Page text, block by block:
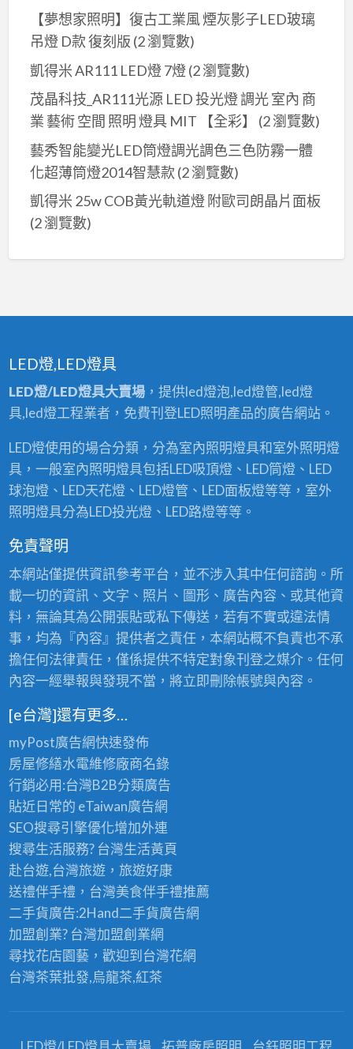
【夢想家照明】復古工業風 煙灰影子LED玻璃
吊燈 D款 復刻版 (2 瀏覽數)
凱得米 AR111 LED燈 7燈(2 瀏覽數)
茂晶科技_AR111光源 LED 投光燈 調光 室內 商
業 藝術 空間 照明 燈具 MIT 【全彩】
(2 瀏覽數)
藝秀智能變光LED筒燈調光調色三色防霧一體
化超薄筒燈2014智慧款 (2 瀏覽數)
凱得米 25w COB黃光軌道燈 附歐司朗晶片面板
(2 瀏覽數)
LED燈,LED燈具
LED燈/LED燈具大賣場，提供led燈泡,led燈管,led燈
具,led燈工程業者，免費刊登LED照明產品的廣告網站。
LED燈使用的場合分類，分為室內照明燈具和室外照明燈
具，一般室內照明燈具包括LED吸頂燈、LED筒燈、LED
球泡燈、LED天花燈、LED燈管、LED面板燈等等，室外
照明燈具分為LED投光燈、LED路燈等等。
免責聲明
本網站僅提供資訊參考平台，並不涉入其中任何諮詢。所
載一切的資訊、文字、照片、圖形、廣告內容、或其他資
料，無論其為公開張貼或私下傳送，若有不實或違法情
事，均為『內容』提供者之責任，本網站概不負責也不承
擔任何法律責任，僅係提供不特定對象刊登之媒介。任何
內容一經舉報與發現不當，將立即刪除帳號與內容。
[e台灣]還有更多…
myPost廣告網快速發佈
房屋修繕水電維修廠商名錄
行銷必用:台灣B2B分類廣告
貼近日常的 eTaiwan廣告網
SEO搜尋引擎優化增加外連
搜尋生活服務? 台灣生活黃頁
赴台遊,台灣旅遊，旅遊好康
送禮伴手禮，台灣美食伴手禮推薦
二手貨廣告:2Hand二手貨廣告網
加盟創業? 台灣加盟創業網
尋找花店園藝，歡迎到 台灣花網
台灣茶葉批發,烏龍茶,紅茶